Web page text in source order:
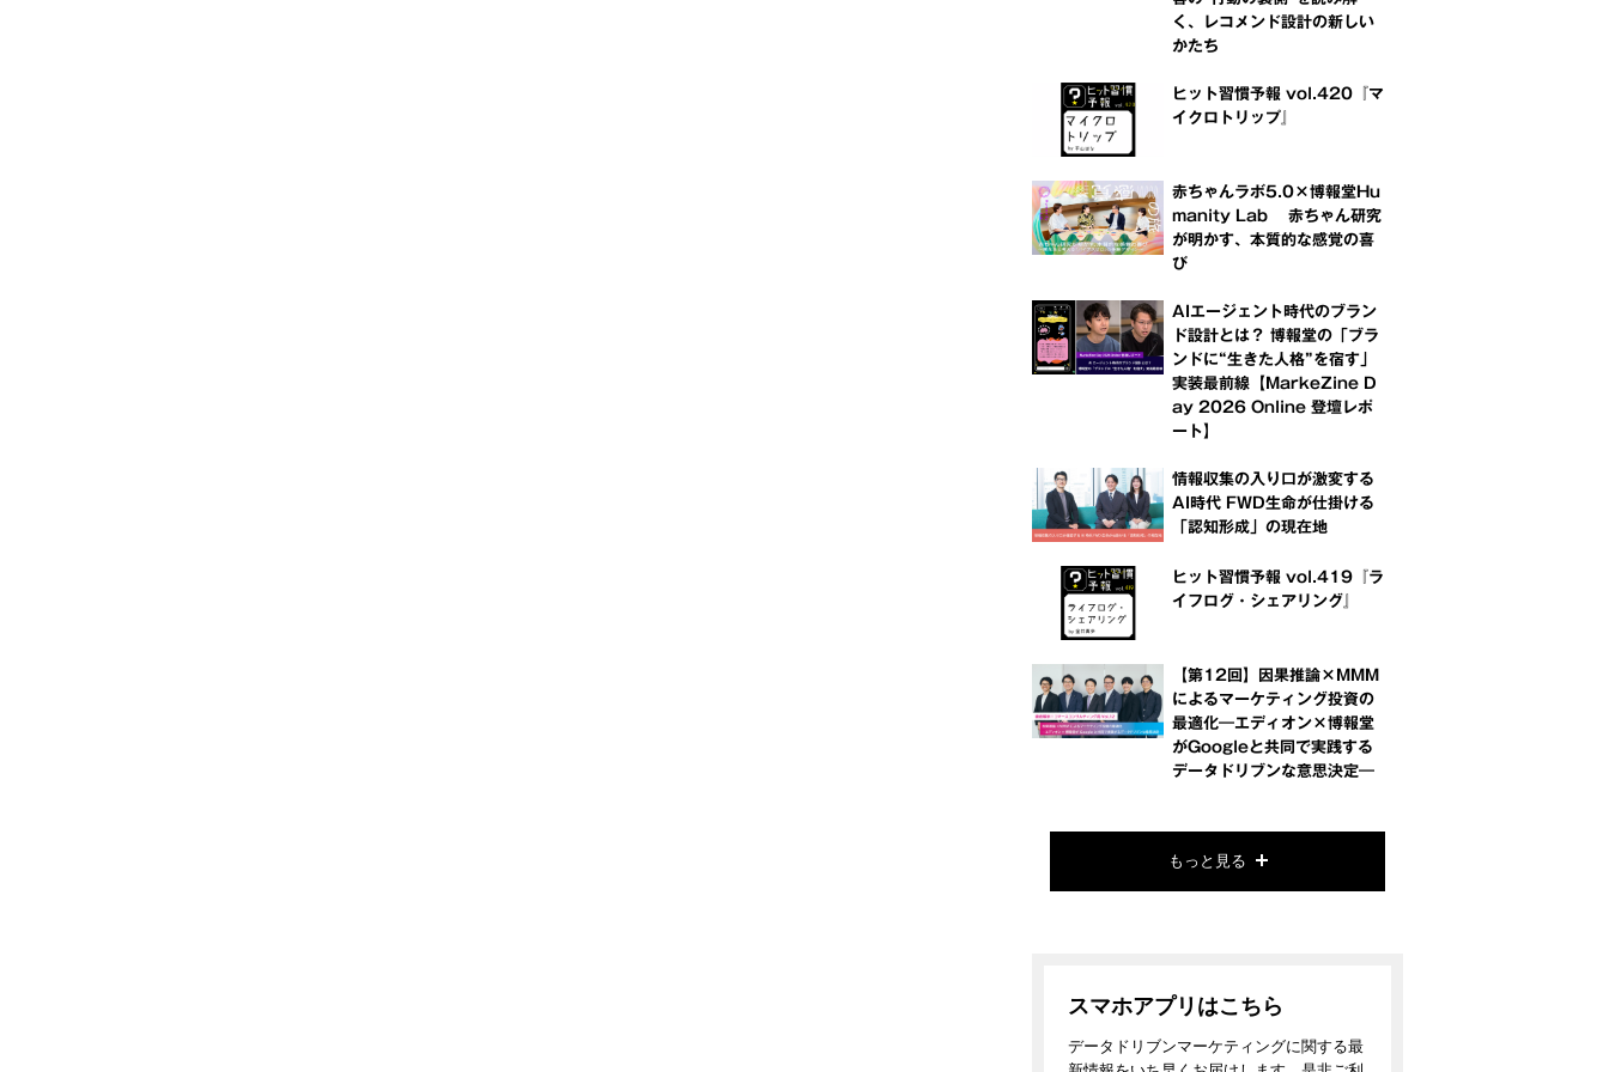
く、レコメンド設計の新しい
かたち
ヒット習慣予報 vol.420『マ
イクロトリップ』
赤ちゃんラボ5.0×博報堂Hu
manity Lab 赤ちゃん研究
が明かす、本質的な感覚の喜
び
AIエージェント時代のブラン
ド設計とは？ 博報堂の「ブラ
ンドに“生きた人格”を宿す」
実装最前線【MarkeZine D
ay 2026 Online 登壇レポ
ート】
情報収集の入り口が激変する
AI時代 FWD生命が仕掛ける
「認知形成」の現在地
ヒット習慣予報 vol.419『ラ
イフログ・シェアリング』
【第12回】因果推論×MMM
によるマーケティング投資の
最適化―エディオン×博報堂
がGoogleと共同で実践する
データドリブンな意思決定―
もっと見る
スマホアプリはこちら
データドリブンマーケティングに関する最